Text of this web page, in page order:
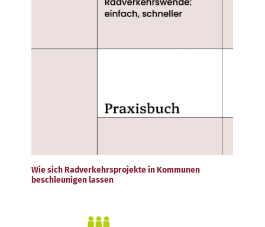
Wie sich Radverkehrsprojekte in Kommunen
beschleunigen lassen